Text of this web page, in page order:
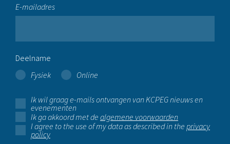
E-mailadres
Deelname
Fysiek
Online
Ik wil graag e-mails ontvangen van KCPEG nieuws en
evenementen
Ik ga akkoord met de algemene voorwaarden
I agree to the use of my data as described in the privacy
policy